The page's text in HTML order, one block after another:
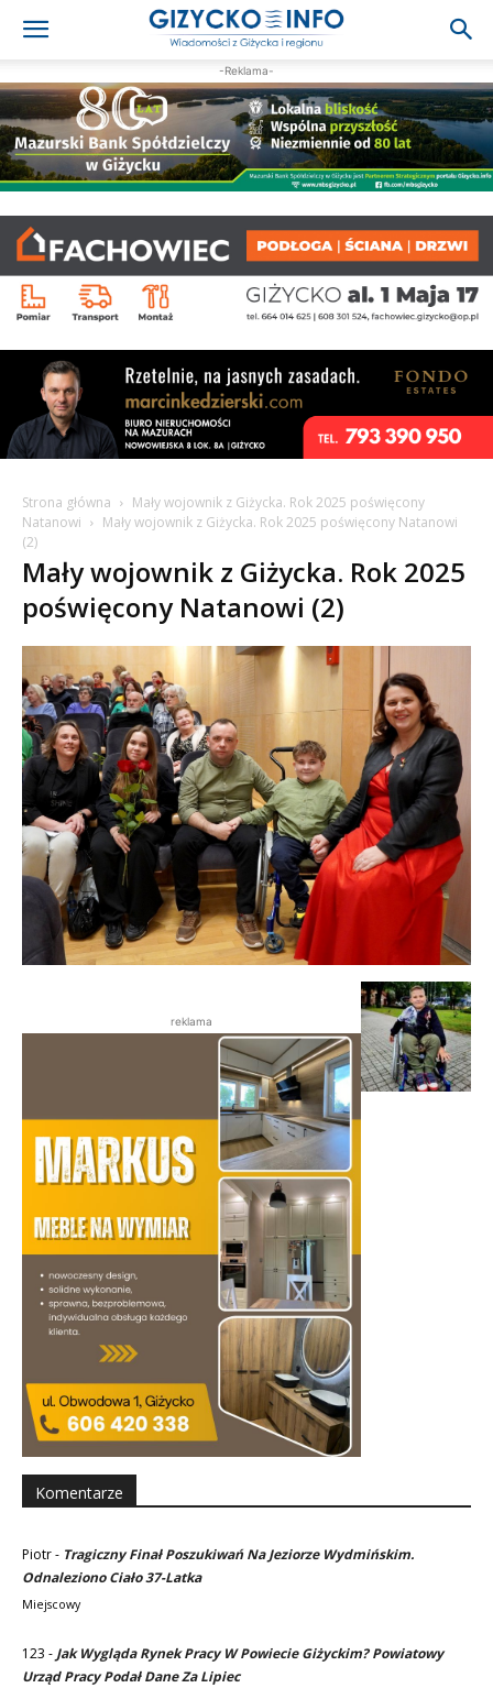
-Reklama-
Strona główna
Mały wojownik z Giżycka. Rok 2025 poświęcony
Natanowi
Mały wojownik z Giżycka. Rok 2025 poświęcony Natanowi
(2)
Mały wojownik z Giżycka. Rok 2025
poświęcony Natanowi (2)
reklama
Komentarze
Piotr- Tragiczny Finał Poszukiwań Na Jeziorze Wydmińskim.
Odnaleziono Ciało 37-Latka
Miejscowy
123 - Jak Wygląda Rynek Pracy W Powiecie Giżyckim? Powiatowy
Urząd Pracy Podał Dane Za Lipiec